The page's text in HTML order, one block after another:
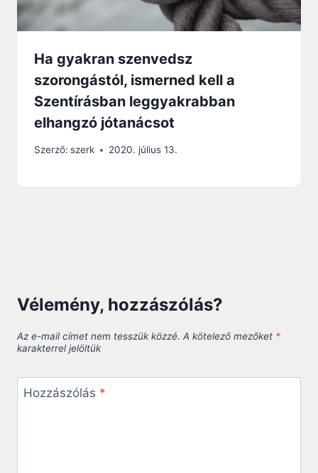
Ha gyakran szenvedsz
szorongástól, ismerned kell a
Szentírásban leggyakrabban
elhangzó jótanácsot
Szerző: szerk 2020. július 13.
Vélemény, hozzászólás?
Az e-mail címet nem tesszük közzé. A kötelező mezőket *
karakterrel jelöltük
Hozzászólás *